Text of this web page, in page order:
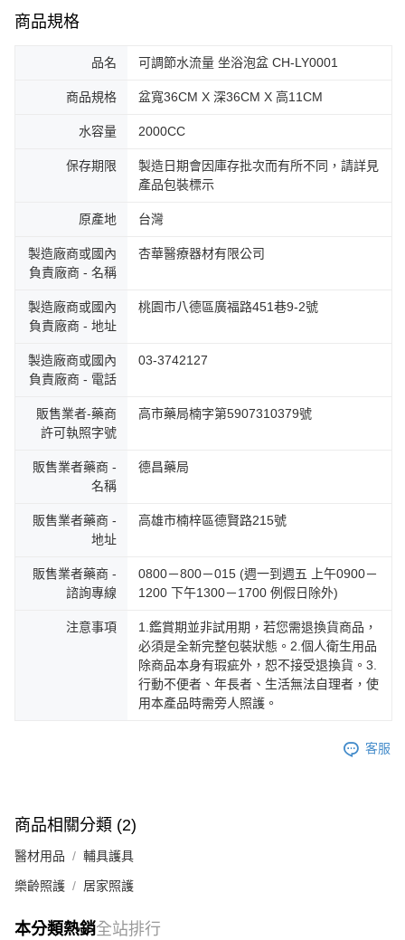
商品規格
品名 可調節水流量 坐浴泡盆 CH-LY0001
商品規格 盆寬36CM X 深36CM X 高11CM
水容量 2000CC
保存期限
製造日期會因庫存批次而有所不同，請詳見
產品包裝標示
原產地 台灣
製造廠商或國內
負責廠商 - 名稱
杏華醫療器材有限公司
製造廠商或國內
負責廠商 - 地址
桃園市八德區廣福路451巷9-2號
製造廠商或國內
負責廠商 - 電話
03-3742127
販售業者-藥商
許可執照字號
高市藥局楠字第5907310379號
販售業者藥商 -
名稱
德昌藥局
販售業者藥商 -
地址
高雄市楠梓區德賢路215號
販售業者藥商 -
諮詢專線
0800－800－015 (週一到週五 上午0900－
1200 下午1300－1700 例假日除外)
注意事項
1.鑑賞期並非試用期，若您需退換貨商品，
必須是全新完整包裝狀態。2.個人衛生用品
除商品本身有瑕疵外，恕不接受退換貨。3.
行動不便者、年長者、生活無法自理者，使
用本產品時需旁人照護。
客服
商品相關分類 (2)
醫材用品 輔具護具
樂齡照護 居家照護
本分類熱銷全站排行